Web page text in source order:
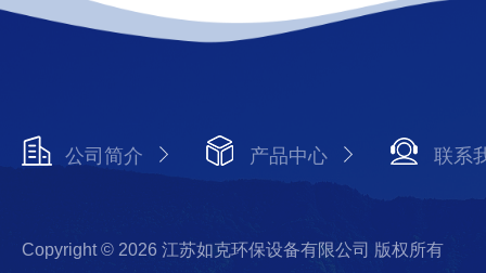
公司简介 产品中心 联系
Copyright © 2026 江苏如克环保设备有限公司 版权所有